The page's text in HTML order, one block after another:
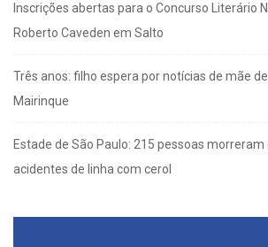
Inscrições abertas para o Concurso Literário
Roberto Caveden em Salto
Três anos: filho espera por notícias de mãe
Mairinque
Estade de São Paulo: 215 pessoas
acidentes de linha com cerol